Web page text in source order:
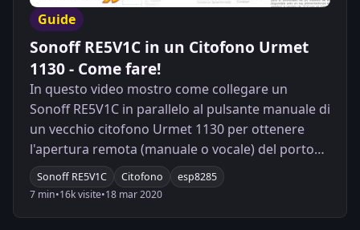
Guide
Sonoff RE5V1C in un Citofono Urmet
1130 - Come fare!
In questo video mostro come collegare un
Sonoff RE5V1C in parallelo al pulsante manuale di
un vecchio citofono Urmet 1130 per ottenere
l'apertura remota (manuale o vocale) del portone
o di un cancelletto.
Sonoff RE5V1C Citofono
esp8285
7 min•16k visite•18 mar 2020